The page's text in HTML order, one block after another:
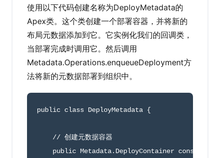
使用以下代码创建名称为DeployMetadata的
Apex类。这个类创建一个部署容器，并将新的
布局元数据添加到它。它实例化我们的回调类，
当部署完成时调用它。然后调用
Metadata.Operations.enqueueDeployment方
法将新的元数据部署到组织中。
public class DeployMetadata {
// 创建元数据容器
public Metadata. DeployContainer